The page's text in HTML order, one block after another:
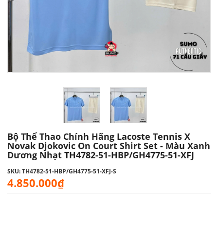
Bộ Thể Thao Chính Hãng Lacoste Tennis X
Novak Djokovic On Court Shirt Set - Màu Xanh
Dương Nhạt TH4782-51-HBP/GH4775-51-XFJ
SKU: TH4782-51-HBP/GH4775-51-XFJ-S
4.850.000₫